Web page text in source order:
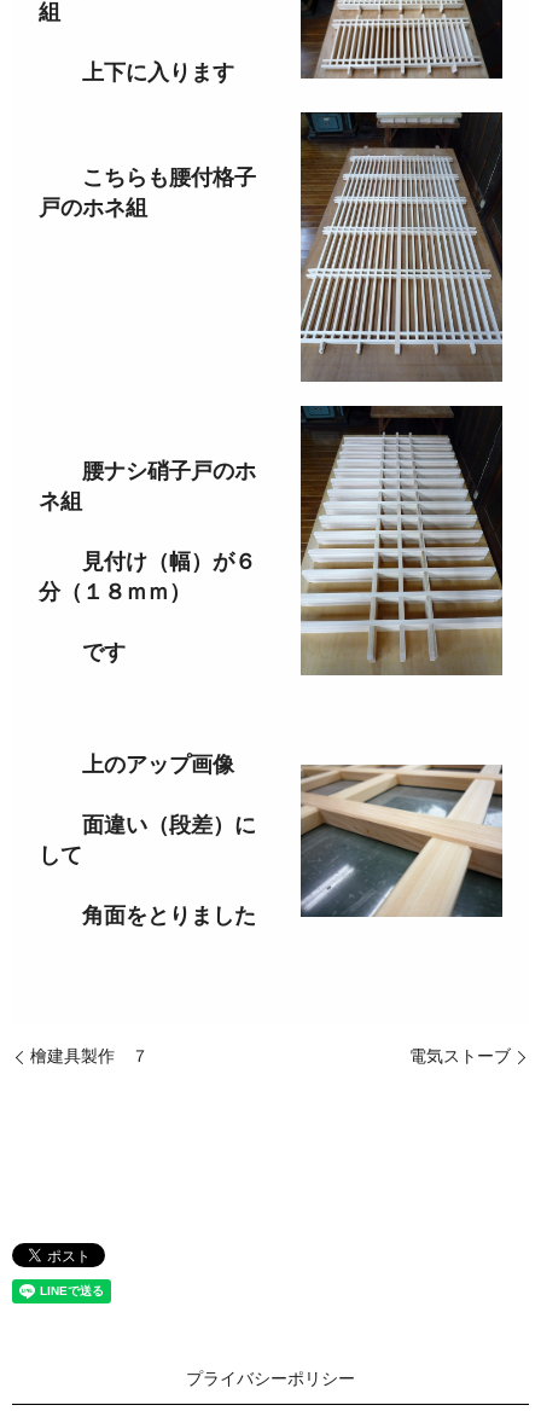
組
上下に入ります
こちらも腰付格子
戸のホネ組
腰ナシ硝子戸のホ
ネ組
見付け（幅）が６
分（１８ｍｍ）
です
上のアップ画像
面違い（段差）に
して
角面をとりました
檜建具製作 ７ 電気ストーブ
プライバシーポリシー